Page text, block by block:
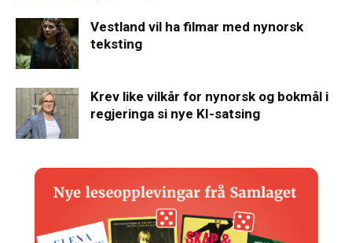
Vestland vil ha filmar med nynorsk
teksting
Krev like vilkår for nynorsk og bokmål i
regjeringa si nye KI-satsing